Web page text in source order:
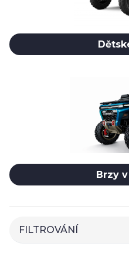
Brzy
FILTROVÁNÍ